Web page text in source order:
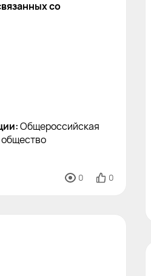
со
Общероссийская
0 0